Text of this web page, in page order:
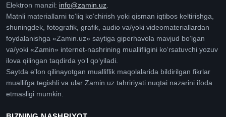
Elektron manzil: info@zamin.uz
Matnli materiallarni toʻliq koʻchirish yoki qisman iqtibos keltirishga,
shuningdek, fotografik, grafik, audio va/yoki videomateriallardan
foydalanishga «Zamin.uz» saytiga giperhavola mavjud boʻlgan
va/yoki «Zamin» internet-nashrining muallifligini koʻrsatuvchi yozuv
ilova qilingan taqdirda yoʻl qoʻyiladi.
Saytda e'lon qilinayotgan mualliflik maqolalarida bildirilgan fikrlar
muallifga tegishli va ular Zamin.uz tahririyati nuqtai nazarini ifoda
etmasligi mumkin.